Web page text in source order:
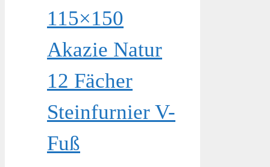
115×150
Akazie Natur
12 Fächer
Steinfurnier V-
Fuß